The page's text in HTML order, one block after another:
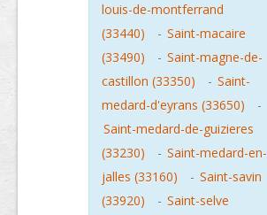
louis-de-montferrand
(33440)
- Saint-macaire
(33490)
- Saint-magne-de-
castillon (33350)
- Saint-
medard-d'eyrans (33650)
-
Saint-medard-de-guizieres
(33230)
- Saint-medard-en-
jalles (33160)
- Saint-savin
(33920)
- Saint-selve